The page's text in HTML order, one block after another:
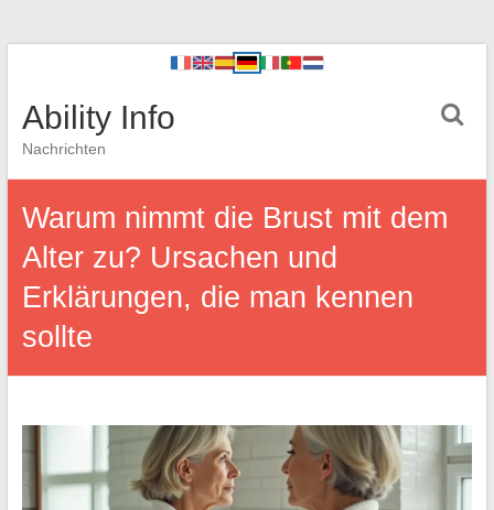
Ability Info
Nachrichten
Warum nimmt die Brust mit dem
Alter zu? Ursachen und
Erklärungen, die man kennen
sollte